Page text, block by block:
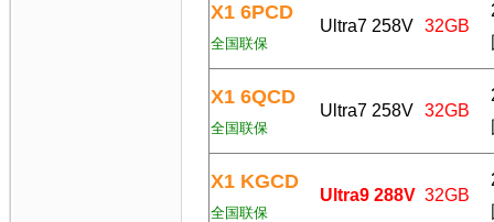
X1 6PCD
全国联保
Ultra7 258V 32GB
X1 6QCD
全国联保
Ultra7 258V 32GB
X1 KGCD
全国联保
Ultra9 288V 32GB